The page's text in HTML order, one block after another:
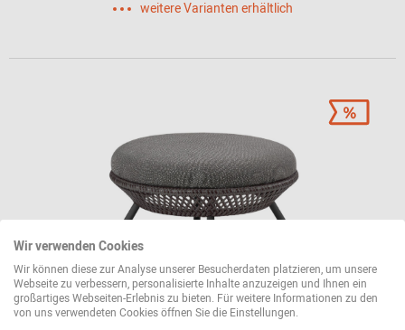
weitere Varianten erhältlich
AHNDA Outdoor Footstool Fußhocker Dedon
Wir verwenden Cookies
Wir können diese zur Analyse unserer Besucherdaten platzieren, um unsere
Webseite zu verbessern, personalisierte Inhalte anzuzeigen und Ihnen ein
großartiges Webseiten-Erlebnis zu bieten. Für weitere Informationen zu den
von uns verwendeten Cookies öffnen Sie die Einstellungen.